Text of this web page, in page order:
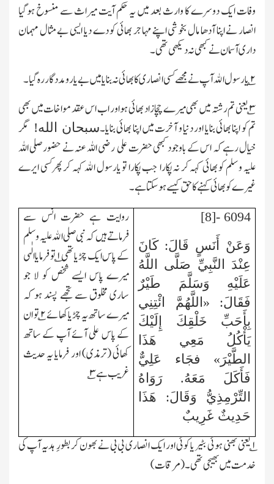
وفات ایک دوسرے کا وارث بعد میں یہ حکم آیت میراث سے منسوخ ہوگیا
انصار نے اپنا آدھا مال بخوشی اپنے مہاجر بھائی کو دے دیا ایسی بے مثال مہمان
داری آسمان نے کبھی نہ دیکھی تھی۔
۲؎ یارسول الله آپ نے مجھے کسی انصاری کا بھائی نہ بنایا میں بے یارومددگار رہ گیا۔
۳؎ یعنی تم رشتہ میں بھی میرے چچا زاد بھائی ہو اور اب اس عقد مواخات میں بھی
تم کو اپنا بھائی بنایا اور دنیا و آخرت میں اپنا بھائی بنایا۔سبحان الله! مگر
خیال رہے کہ اس کے باوجود کبھی حضرت علی رضی اللہ عنہ نے حضور صلی اللہ
علیہ و سلم کو بھائی کہہ کر نہ پکارا جب پکارا تو یارسول الله کہہ کر پھرکسی ایرے
غیرے کو بھائی کہنے کا حق کیسے ہوسکتا ہے۔
6094 -[8]
وَعَنْ أَنَسٍ قَالَ: كَانَ
عِنْدَ النَّبِيِّ صَلَّى اللَّهُ
عَلَيْهِ وَسَلَّمَ طَيْرٌ
فَقَالَ: «اللَّهُمَّ ائْتِنِي
بِأَحَبِّ خَلْقِكَ إِلَيْكَ
يَأْكُلُ مَعِي هَذَا
الطَّيْرَ» فجَاء عَلِيٌّ
فَأَكَلَ مَعَهُ. رَوَاهُ
التِّرْمِذِيُّ وَقَالَ: هَذَا
حَدِيثٌ غَرِيبٌ
روایت ہے حضرت انس سے
فرماتے ہیں کہ نبی صلی الله علیہ و سلم
کے پاس ایک چڑیا تھی۱؎ تو فرمایاالٰہی
میرے پاس ایسے شخص کو لا جو
ساری مخلوق سے تجھے پسند ہو کہ
میرے ساتھ یہ چڑیا کھائے۲؎ تو ان
کے پاس علی آئے آپ کے ساتھ
کھائی (ترمذی) اور فرمایا یہ حدیث
غریب ہے ۳؎
۱؎یعنی بھنی ہوئی بٹیر یا کوئی اور ایک انصاری بی بی نے بھون کر بطورِ ہدیہ آپ کی
خدمت میں بھیجی تھی۔(مرقات)